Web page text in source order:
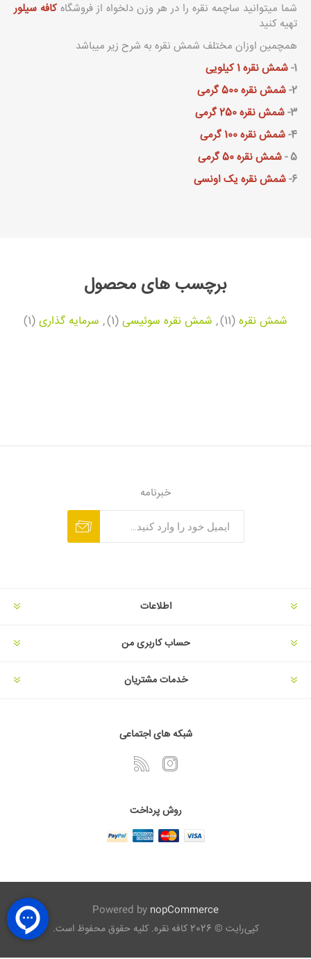
شما میتوانید ساچمه نقره را در هر وزن دلخواه از فروشگاهکافه سیلور
تهیه کنید
همچمین اوزان مختلف شمش نقره به شرح زیر میباشد
1- شمش نقره 1 کیلویی
2- شمش نقره 500 گرمی
3- شمش نقره 250 گرمی
4- شمش نقره 100 گرمی
5 - شمش نقره 50 گرمی
6- شمش نقره یک اونسی
برچسب های محصول
شمش نقره (11)
, شمش نقره سوئیسی (1)
, سرمایه گذاری (1)
خبرنامه
اطلاعات
حساب کاربری من
خدمات مشتریان
شبکه های اجتماعی
روش پرداخت
Powered by nopCommerce
کپی‌رایت © 2026 کافه نقره. کلیه حقوق محفوظ است.